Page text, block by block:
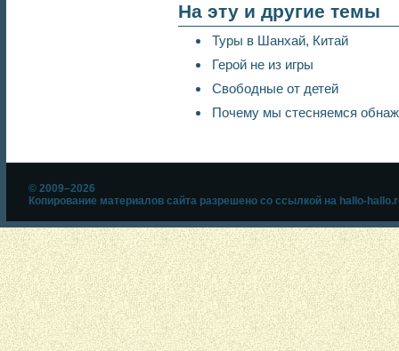
На эту и другие темы
Туры в Шанхай, Китай
Герой не из игры
Свободные от детей
Почему мы стесняемся
© 2009–2026
Копирование материалов сайта разрешено со ссылкой на hallo-